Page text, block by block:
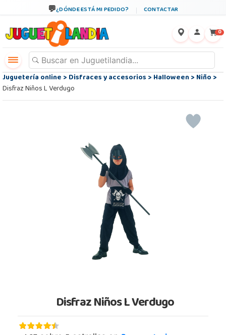
¿DÓNDE ESTÁ MI PEDIDO? CONTACTAR
0
Juguetería online>Disfraces y accesorios>Halloween>Niño>
Disfraz Niños L Verdugo
Disfraz Niños L Verdugo